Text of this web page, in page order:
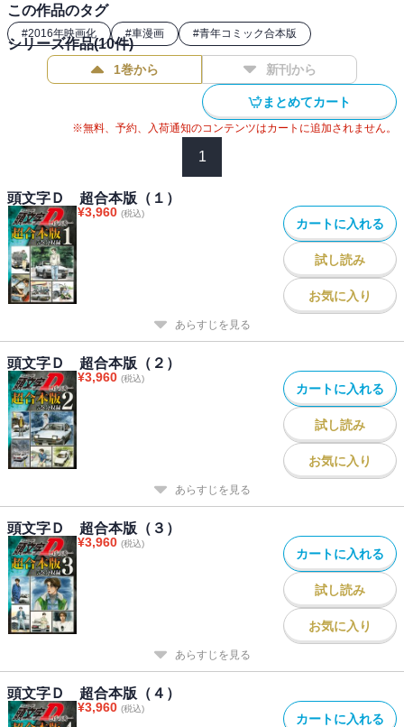
この作品のタグ
#2016年映画化 #車漫画 #青年コミック合本版
シリーズ作品(10件)
1巻から 新刊から
まとめてカート
※無料、予約、入荷通知のコンテンツはカートに追加されません。
1
頭文字Ｄ 超合本版（１）
¥3,960 (税込)
カートに入れる
試し読み
お気に入り
あらすじを見る
頭文字Ｄ 超合本版（２）
¥3,960 (税込)
カートに入れる
試し読み
お気に入り
あらすじを見る
頭文字Ｄ 超合本版（３）
¥3,960 (税込)
カートに入れる
試し読み
お気に入り
あらすじを見る
頭文字Ｄ 超合本版（４）
¥3,960 (税込)
カートに入れる